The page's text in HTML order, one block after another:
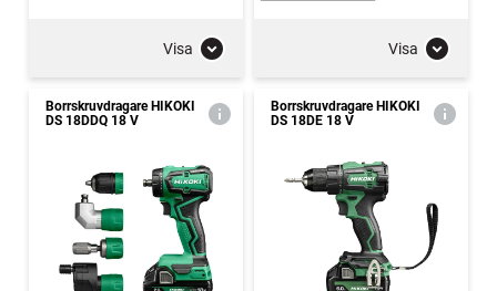
Visa Visa
Borrskruvdragare HIKOKI
DS 18DDQ 18 V
Borrskruvdragare HIKOKI
DS 18DE 18 V